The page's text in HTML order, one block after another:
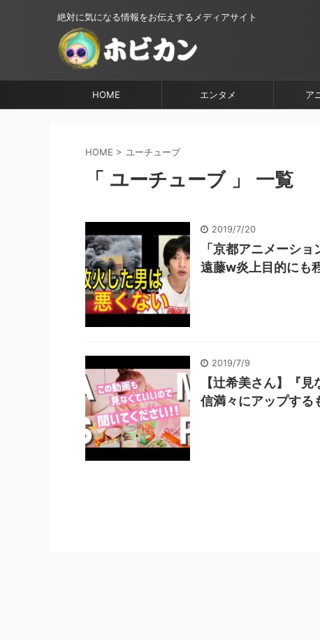
絶対に気になる情報をお伝えするメディアサイト
HOME エンタメ ア
HOME > ユーチューブ
「 ユーチューブ 」 一覧
2019/7/20
「京都アニメーシ
遠藤w炎上目的にも
2019/7/9
【辻希美さん】『
信満々にアップする